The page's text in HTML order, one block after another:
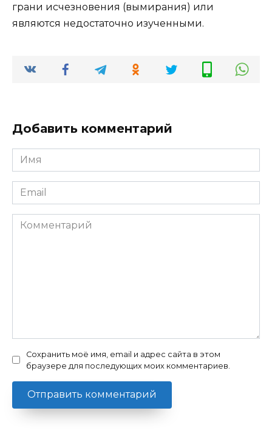
грани исчезновения (вымирания) или
являются недостаточно изученными.
Добавить комментарий
Имя
*
Email
*
Комментарий
Сохранить моё имя, email и адрес сайта в этом
браузере для последующих моих комментариев.